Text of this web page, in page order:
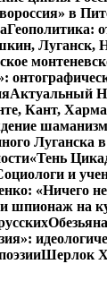
в
Геополитика:
Луганск,
Актуальный
Кант,
Луганска
«Тень
и
«Ничего
шпионаж на
Шерлок